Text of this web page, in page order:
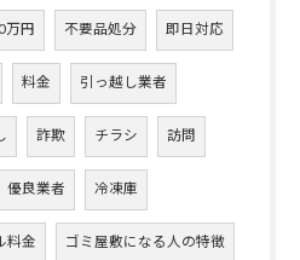
万円 不要品処分 即日対応
料金 引っ越し業者
詐欺 チラシ 訪問
優良業者 冷凍庫
料金 ゴミ屋敷になる人の特徴